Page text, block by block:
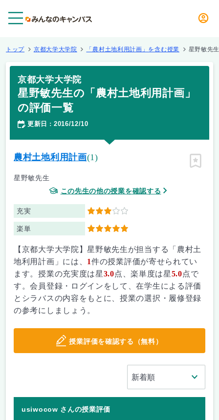
トップ 京都大学大学院 「農村土地利用計画」を含む授業 星野敏先
京都大学大学院
星野敏先生の「農村土地利用計画」
の評価一覧
更新日 ： 2016/12/10
農村土地利用計画(1)
星野敏先生
この先生の他の授業を確認する
充実 3
楽単 5
ピン留
【京都大学大学院】星野敏先生が担当する「農村土
地利用計画」には、 1件の授業評価が寄せられてい
ます。授業の充実度は星3.0点、楽単度は星5.0点で
す。会員登録・ログインをして、在学生による評価
とシラバスの内容をもとに、授業の選択・履修登録
の参考にしましょう。
授業評価を確認する（無料）
usiwocow さんの授業評価